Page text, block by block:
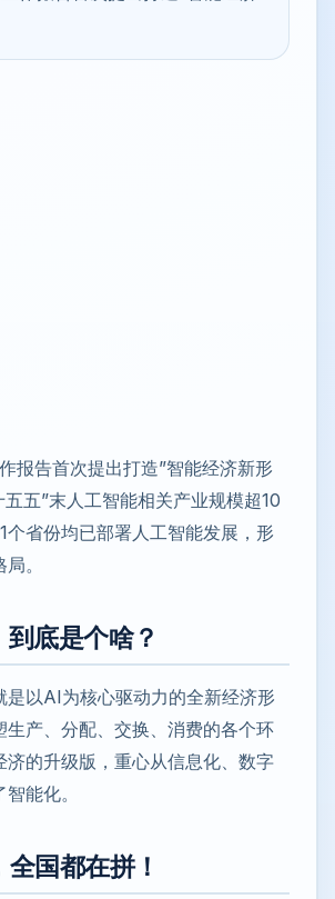
报告首次提出打造”智能经济新形
五五”末人工智能相关产业规模超10
个省份均已部署人工智能发展，形
。
底是个啥？
是以AI为核心驱动力的全新经济形
生产、分配、交换、消费的各个环
济的升级版，重心从信息化、数字
能化。
国都在拼！